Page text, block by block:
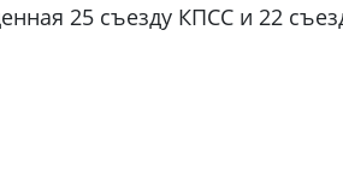
25 съезду КПСС и 22